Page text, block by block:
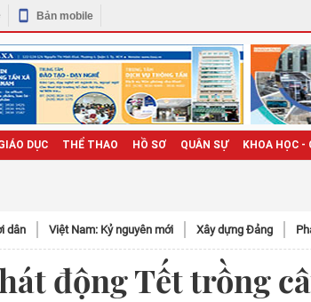
Bản mobile
DỤC THỂ THAO HỒ SƠ QUÂN SỰ KHOA HỌC -
dân Việt Nam: Kỷ nguyên mới Xây dựng Đảng
động Tết trồng